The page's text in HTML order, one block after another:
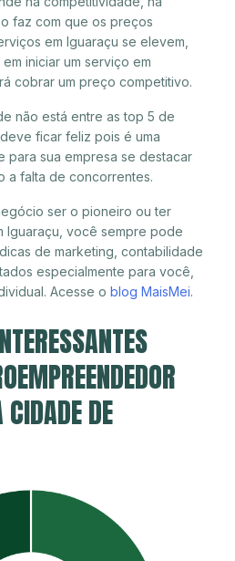
faz com que os preços
em Iguaraçu se elevem,
iniciar um serviço em
cobrar um preço competitivo.
não está entre as top 5 de
ficar feliz pois é uma
para sua empresa se destacar
a falta de concorrentes.
ser o pioneiro ou ter
Iguaraçu, você sempre pode
de marketing, contabilidade
especialmente para você,
Acesse o blog MaisMei.
DE